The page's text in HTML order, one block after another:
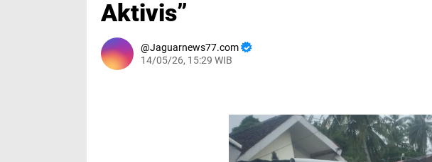
Aktivis”
Jaguarnews77.com
14/05/26, 15:29 WIB